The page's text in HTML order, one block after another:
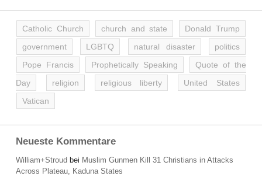
Catholic Church church and state
Donald Trump
government
LGBTQ natural disaster
politics
Pope Francis
Prophetically Speaking
Quote of the
Day
religion religious liberty
United States
Vatican
Neueste Kommentare
William+Stroud bei Muslim Gunmen Kill 31 Christians in Attacks
Across Plateau, Kaduna States